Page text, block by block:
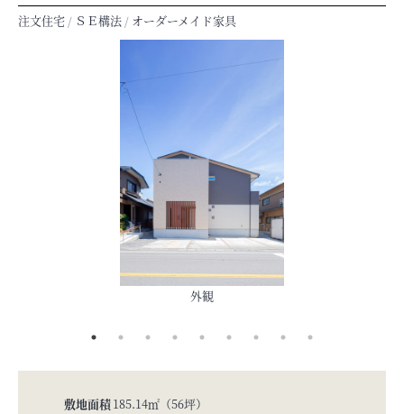
注文住宅 / ＳＥ構法 / オーダーメイド家具
外観
敷地面積185.14㎡（56坪）